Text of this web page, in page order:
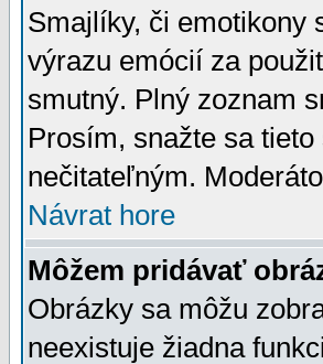
Smajlíky, či emotikony
výrazu emócií za
smutný. Plný zoznam
Prosím, snažte sa
nečitateľným.
Návrat hore
Môžem pridávať
Obrázky sa môžu
neexistuje žiadna